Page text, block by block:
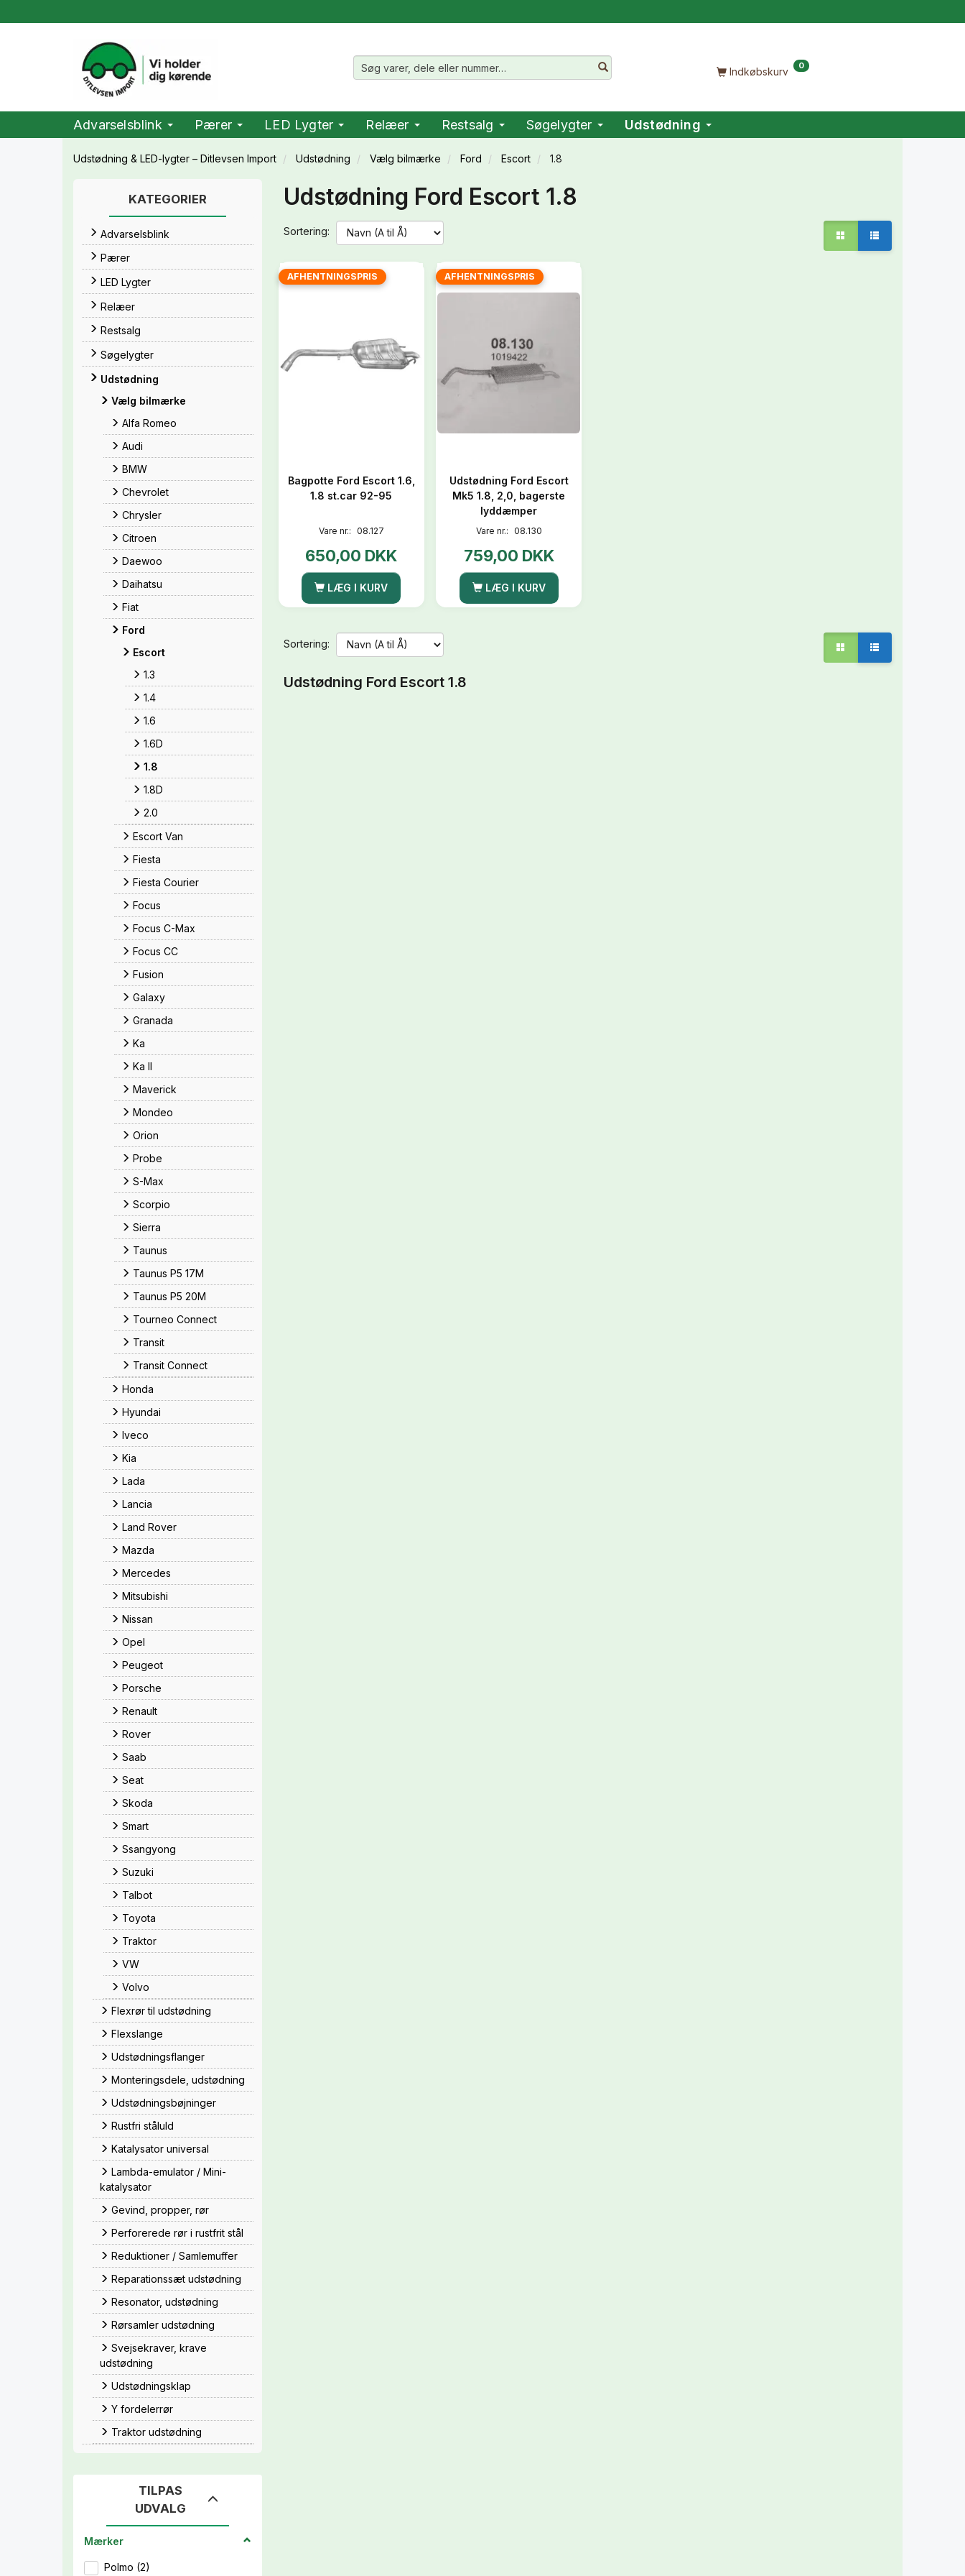
Indkøbskurv 0
Advarselsblink Pærer LED Lygter Relæer Restsalg Søgelygter Udstødning
Udstødning & LED-lygter – Ditlevsen Import Udstødning Vælg bilmærke Ford Escort 1.8
KATEGORIER
Advarselsblink
Pærer
LED Lygter
Relæer
Restsalg
Søgelygter
Udstødning
Vælg bilmærke
Alfa Romeo
Audi
BMW
Chevrolet
Chrysler
Citroen
Daewoo
Daihatsu
Fiat
Ford
Escort
1.3
1.4
1.6
1.6D
1.8
1.8D
2.0
Escort Van
Fiesta
Fiesta Courier
Focus
Focus C-Max
Focus CC
Fusion
Galaxy
Granada
Ka
Ka II
Maverick
Mondeo
Orion
Probe
S-Max
Scorpio
Sierra
Taunus
Taunus P5 17M
Taunus P5 20M
Tourneo Connect
Transit
Transit Connect
Honda
Hyundai
Iveco
Kia
Lada
Lancia
Land Rover
Mazda
Mercedes
Mitsubishi
Nissan
Opel
Peugeot
Porsche
Renault
Rover
Saab
Seat
Skoda
Smart
Ssangyong
Suzuki
Talbot
Toyota
Traktor
VW
Volvo
Flexrør til udstødning
Flexslange
Udstødningsflanger
Monteringsdele, udstødning
Udstødningsbøjninger
Rustfri ståluld
Katalysator universal
Lambda-emulator / Mini-
katalysator
Gevind, propper, rør
Perforerede rør i rustfrit stål
Reduktioner / Samlemuffer
Reparationssæt udstødning
Resonator, udstødning
Rørsamler udstødning
Svejsekraver, krave
udstødning
Udstødningsklap
Y fordelerrør
Traktor udstødning
TILPAS
UDVALG
Mærker
Polmo (2)
Udstødning Ford Escort 1.8
Sortering:
AFHENTNINGSPRIS
Bagpotte Ford Escort 1.6,
1.8 st.car 92-95
Vare nr.: 08.127
650,00 DKK
LÆG I KURV
AFHENTNINGSPRIS
Udstødning Ford Escort
Mk5 1.8, 2,0, bagerste
lyddæmper
Vare nr.: 08.130
759,00 DKK
LÆG I KURV
Sortering:
Udstødning Ford Escort 1.8